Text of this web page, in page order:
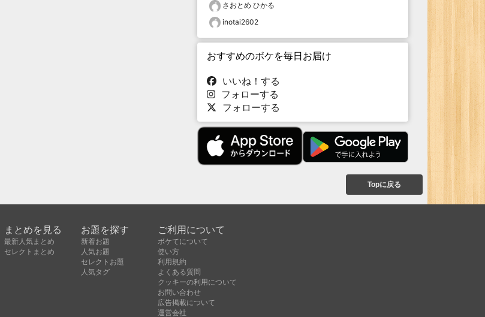
さおとめ ひかる
inotai2602
おすすめのボケを毎日お届け
いいね！する
フォローする
フォローする
Topに戻る
まとめを見る
最新人気まとめ
セレクトまとめ
お題を探す
新着お題
人気お題
セレクトお題
人気タグ
ご利用について
ボケてについて
使い方
利用規約
よくある質問
クッキーの利用について
お問い合わせ
広告掲載について
運営会社